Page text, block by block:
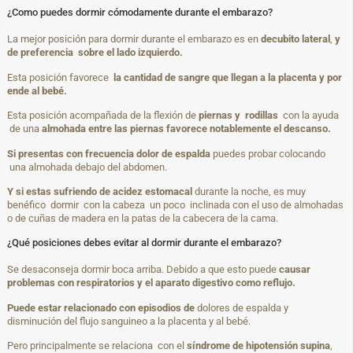
¿Como puedes dormir cómodamente durante el embarazo?
La mejor posición para dormir durante el embarazo es en decubito lateral , y
de preferencia sobre el lado izquierdo.
Esta posición favorece la cantidad de sangre que llegan a la placenta y por
ende al bebé.
Esta posición acompañada de la flexión de piernas y rodillas con la ayuda
de una almohada entre las piernas favorece notablemente el descanso.
Si presentas con frecuencia dolor de espalda puedes probar colocando
una almohada debajo del abdomen.
Y si estas sufriendo de acidez estomacal durante la noche, es muy
benéfico dormir con la cabeza un poco inclinada con el uso de almohadas
o de cuñas de madera en la patas de la cabecera de la cama.
¿Qué posiciones debes evitar al dormir durante el embarazo?
Se desaconseja dormir boca arriba. Debido a que esto puede causar
problemas con respiratorios y el aparato digestivo como reflujo.
Puede estar relacionado con episodios de dolores de espalda y
disminución del flujo sanguineo a la placenta y al bebé.
Pero principalmente se relaciona con el síndrome de hipotensión supina,